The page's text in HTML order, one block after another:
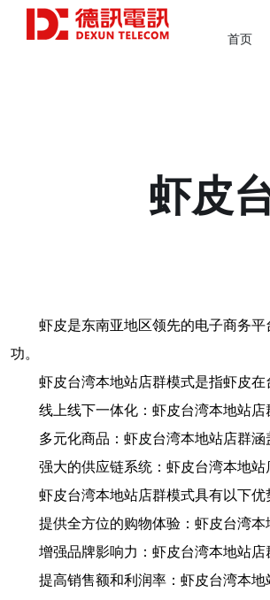
首页
虾皮
虾皮是东南亚地区领先的电子商务
功。
虾皮台湾本地站店群模式是指虾皮
线上线下一体化：虾皮台湾本地站
多元化商品：虾皮台湾本地站店群
强大的供应链系统：虾皮台湾本地
虾皮台湾本地站店群模式具有以下优
提供全方位的购物体验：虾皮台湾
增强品牌影响力：虾皮台湾本地站
提高销售额和利润率：虾皮台湾本